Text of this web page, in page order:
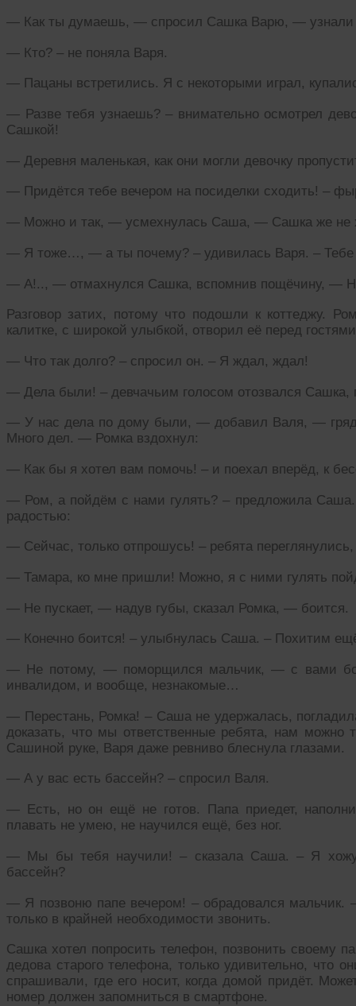
— Как ты думаешь, — спросил Сашка Варю, — узнали
— Кто? – не поняла Варя.
— Пацаны встретились. Я с некоторыми играл,
— Разве тебя узнаешь? – внимательно осмотрел
Сашкой!
— Деревня маленькая, как они могли девочку
— Придётся тебе вечером на посиделки сходить! –
— Можно и так, — усмехнулась Саша, — Сашка же не
— Я тоже…, — а ты почему? – удивилась Варя. – Тебе
— А!.., — отмахнулся Сашка, вспомнив пощёчину, —
Разговор затих, потому что подошли к коттеджу.
калитке, с широкой улыбкой, отворил её перед
— Что так долго? – спросил он. – Я ждал, ждал!
— Дела были! – девчачьим голосом отозвался Сашка,
— У нас дела по дому были, — добавил Валя, —
Много дел. — Ромка вздохнул:
— Как бы я хотел вам помочь! – и поехал вперёд, к
— Ром, а пойдём с нами гулять? – предложила Саша.
радостью:
— Сейчас, только отпрошусь! – ребята
— Тамара, ко мне пришли! Можно, я с ними гулять
— Не пускает, — надув губы, сказал Ромка, — боится.
— Конечно боится! – улыбнулась Саша. – Похитим
— Не потому, — поморщился мальчик, — с вами
инвалидом, и вообще, незнакомые…
— Перестань, Ромка! – Саша не удержалась,
доказать, что мы ответственные ребята, нам
Сашиной руке, Варя даже ревниво блеснула глазами.
— А у вас есть бассейн? – спросил Валя.
— Есть, но он ещё не готов. Папа приедет,
плавать не умею, не научился ещё, без ног.
— Мы бы тебя научили! – сказала Саша. – Я хожу
бассейн?
— Я позвоню папе вечером! – обрадовался мальчик.
только в крайней необходимости звонить.
Сашка хотел попросить телефон, позвонить своему
дедова старого телефона, только удивительно, что
спрашивали, где его носит, когда домой придёт.
номер должен запомниться в смартфоне.